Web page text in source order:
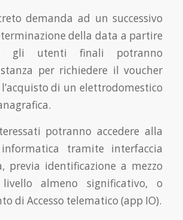
demanda ad un successivo
della data a partire
gli utenti finali potranno
per richiedere il voucher
di un elettrodomestico
potranno accedere alla
tramite interfaccia
previa identificazione a mezzo
livello almeno significativo, o
di Accesso telematico (app IO).